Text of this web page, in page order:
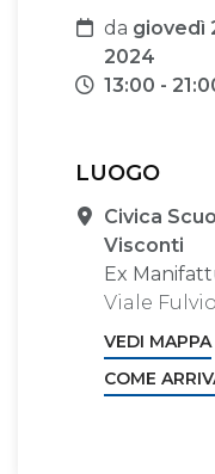
Data
da giovedì
2024
Orari
13:00 -
LUOGO
Sede
Civica
Visconti
Ex
Viale
VEDI MAPPA
COME